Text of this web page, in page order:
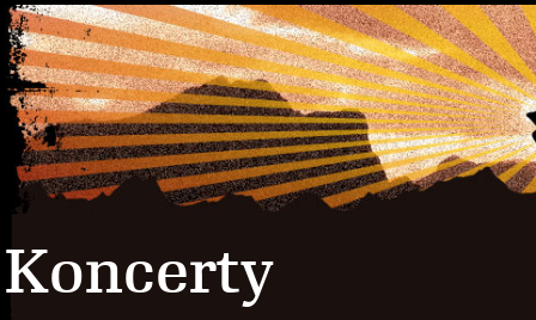
Koncerty